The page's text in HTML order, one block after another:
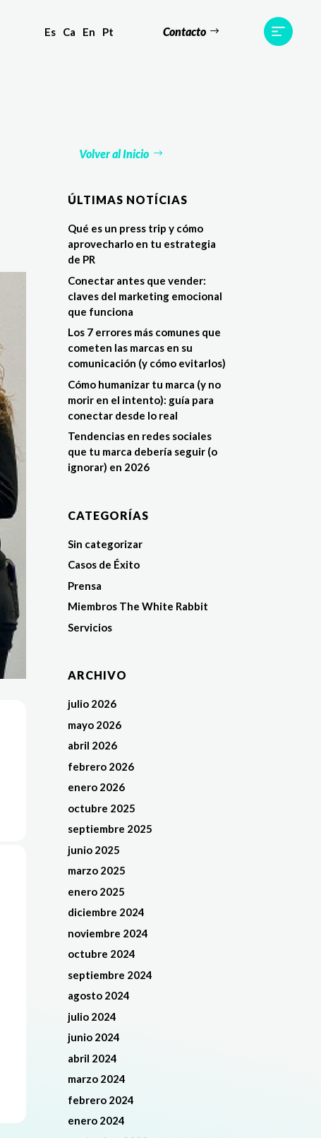
Es Ca En Pt Contacto
Volver al Inicio
ÚLTIMAS NOTÍCIAS
Qué es un press trip y cómo
aprovecharlo en tu estrategia
de PR
Conectar antes que vender:
claves del marketing emocional
que funciona
Los 7 errores más comunes que
cometen las marcas en su
comunicación (y cómo evitarlos)
Cómo humanizar tu marca (y no
morir en el intento): guía para
conectar desde lo real
Tendencias en redes sociales
que tu marca debería seguir (o
ignorar) en 2026
CATEGORÍAS
Sin categorizar
Casos de Éxito
Prensa
Miembros The White Rabbit
Servicios
ARCHIVO
julio 2026
mayo 2026
abril 2026
febrero 2026
enero 2026
octubre 2025
septiembre 2025
junio 2025
marzo 2025
enero 2025
diciembre 2024
noviembre 2024
octubre 2024
septiembre 2024
agosto 2024
julio 2024
junio 2024
abril 2024
marzo 2024
febrero 2024
enero 2024